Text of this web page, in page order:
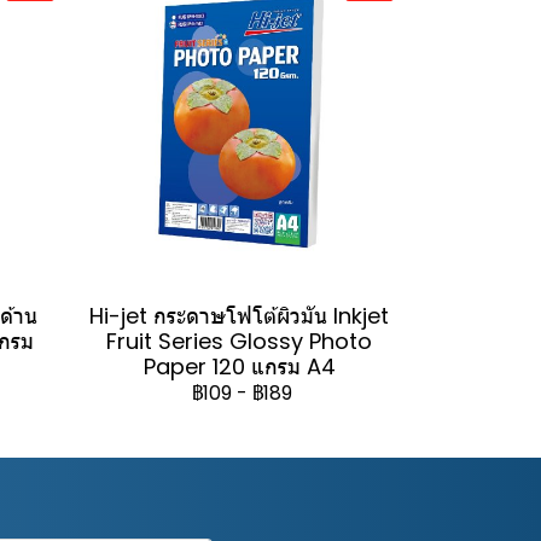
าน
รม
Hi-jet กระดาษโฟโต้ผิวมัน Inkjet
Fruit Series Glossy Photo
Paper 120 แกรม A4
฿109 - ฿189